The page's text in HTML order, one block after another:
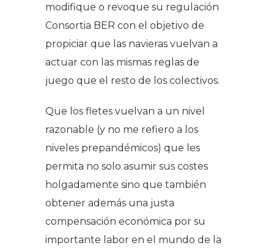
modifique o revoque su regulación
Consortia BER con el objetivo de
propiciar que las navieras vuelvan a
actuar con las mismas reglas de
juego que el resto de los colectivos.
Que los fletes vuelvan a un nivel
razonable (y no me refiero a los
niveles prepandémicos) que les
permita no solo asumir sus costes
holgadamente sino que también
obtener además una justa
compensación económica por su
importante labor en el mundo de la